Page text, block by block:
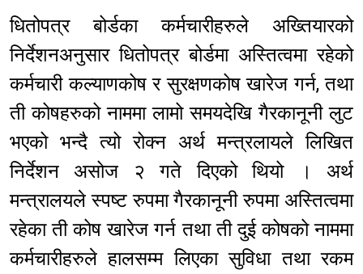
धितोपत्र बोर्डका कर्मचारीहरुले अख्तियारको
निर्देशनअनुसार धितोपत्र बोर्डमा अस्तित्वमा रहेको
कर्मचारी कल्याणकोष र सुरक्षणकोष खारेज गर्न, तथा
ती कोषहरुको नाममा लामो समयदेखि गैरकानूनी लुट
भएको भन्दै त्यो रोक्न अर्थ मन्त्रलायले लिखित
निर्देशन असोज २ गते दिएको थियो । अर्थ
मन्त्रालयले स्पष्ट रुपमा गैरकानूनी रुपमा अस्तित्वमा
रहेका ती कोष खारेज गर्न तथा ती दुई कोषको नाममा
कर्मचारीहरुले हालसम्म लिएका सुविधा तथा रकम